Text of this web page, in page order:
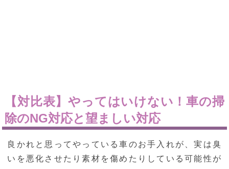
【対比表】やってはいけない！車の掃
除のNG対応と望ましい対応
良かれと思ってやっている車のお手入れが、実は臭
いを悪化させたり素材を傷めたりしている可能性が